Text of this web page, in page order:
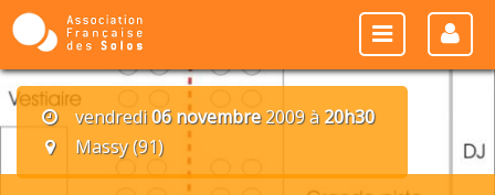
vendredi06 novembre2009 à20h30
Massy (91)